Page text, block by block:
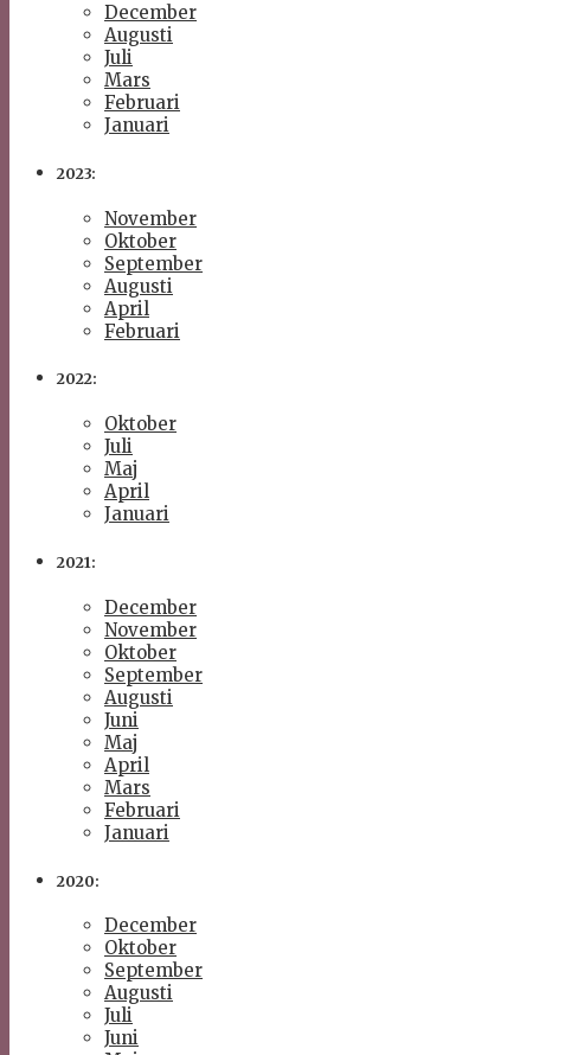
December
Augusti
Juli
Mars
Februari
Januari
2023:
November
Oktober
September
Augusti
April
Februari
2022:
Oktober
Juli
Maj
April
Januari
2021:
December
November
Oktober
September
Augusti
Juni
Maj
April
Mars
Februari
Januari
2020:
December
Oktober
September
Augusti
Juli
Juni